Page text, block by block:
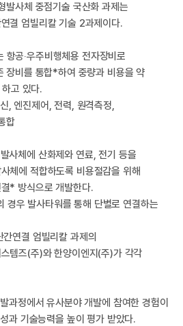
사체 중점기술 국산화 과제는
결 엄빌리칼 기술 2과제이다.
공‧우주비행체용 전자장비로
장비를 통합*하여 중량과 비용을 약
고 있다.
, 엔진제어, 전력, 원격측정,
합
사체에 산화제와 연료, 전기 등을
체에 적합하도록 비용절감을 위해
* 방식으로 개발한다.
우 발사타워를 통해 단별로 연결하는
연결 엄빌리칼 과제의
템즈(주)와 한양이엔지(주)가 각각
과정에서 유사분야 개발에 참여한 경험이
과 기술능력을 높이 평가 받았다.